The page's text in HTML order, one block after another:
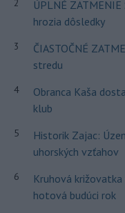
2
ÚPLNÉ
hrozia dôsledky
3
ČIASTOČNÉ
stredu
4
Obranca Kaša
klub
5
Historik Zajac:
uhorských vzťahov
6
Kruhová
hotová budúci rok